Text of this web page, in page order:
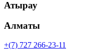
Атырау
Алматы
+(7) 727 266-23-11